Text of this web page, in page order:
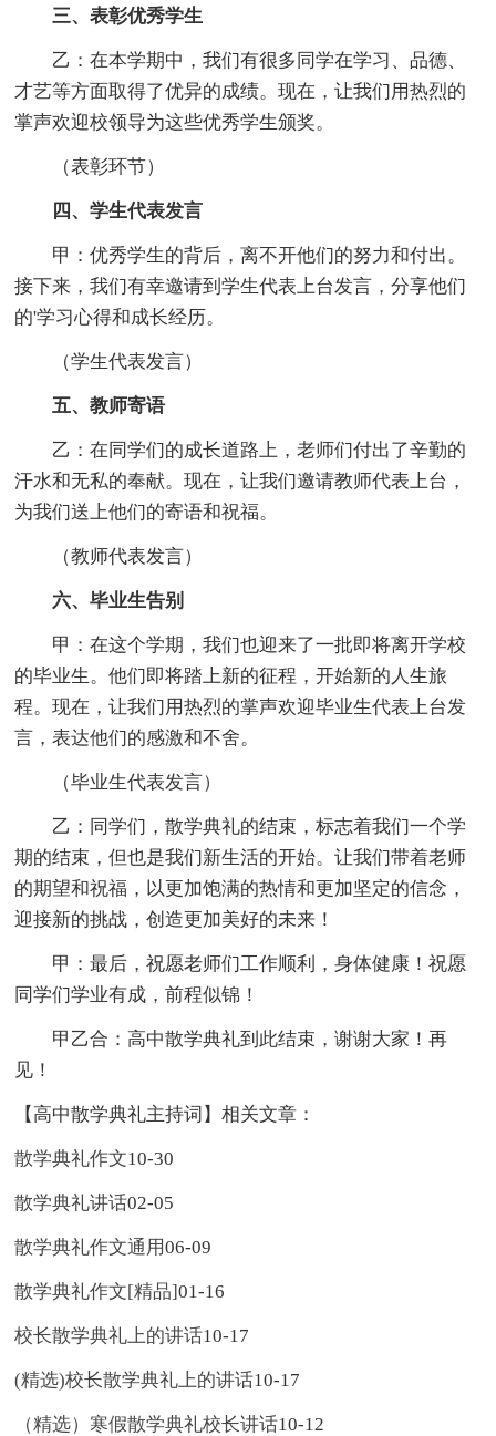
三、表彰优秀学生
乙：在本学期中，我们有很多同学在学习、品德、
才艺等方面取得了优异的成绩。现在，让我们用热烈的
掌声欢迎校领导为这些优秀学生颁奖。
（表彰环节）
四、学生代表发言
甲：优秀学生的背后，离不开他们的努力和付出。
接下来，我们有幸邀请到学生代表上台发言，分享他们
的'学习心得和成长经历。
（学生代表发言）
五、教师寄语
乙：在同学们的成长道路上，老师们付出了辛勤的
汗水和无私的奉献。现在，让我们邀请教师代表上台，
为我们送上他们的寄语和祝福。
（教师代表发言）
六、毕业生告别
甲：在这个学期，我们也迎来了一批即将离开学校
的毕业生。他们即将踏上新的征程，开始新的人生旅
程。现在，让我们用热烈的掌声欢迎毕业生代表上台发
言，表达他们的感激和不舍。
（毕业生代表发言）
乙：同学们，散学典礼的结束，标志着我们一个学
期的结束，但也是我们新生活的开始。让我们带着老师
的期望和祝福，以更加饱满的热情和更加坚定的信念，
迎接新的挑战，创造更加美好的未来！
甲：最后，祝愿老师们工作顺利，身体健康！祝愿
同学们学业有成，前程似锦！
甲乙合：高中散学典礼到此结束，谢谢大家！再
见！
【高中散学典礼主持词】相关文章：
散学典礼作文10-30
散学典礼讲话02-05
散学典礼作文通用06-09
散学典礼作文[精品]01-16
校长散学典礼上的讲话10-17
(精选)校长散学典礼上的讲话10-17
（精选）寒假散学典礼校长讲话10-12